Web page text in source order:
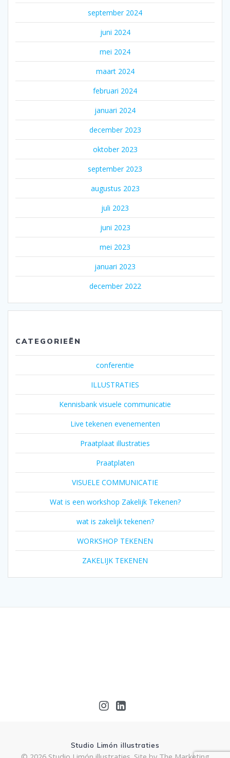
september 2024
juni 2024
mei 2024
maart 2024
februari 2024
januari 2024
december 2023
oktober 2023
september 2023
augustus 2023
juli 2023
juni 2023
mei 2023
januari 2023
december 2022
CATEGORIEËN
conferentie
ILLUSTRATIES
Kennisbank visuele communicatie
Live tekenen evenementen
Praatplaat illustraties
Praatplaten
VISUELE COMMUNICATIE
Wat is een workshop Zakelijk Tekenen?
wat is zakelijk tekenen?
WORKSHOP TEKENEN
ZAKELIJK TEKENEN
Studio Limón illustraties